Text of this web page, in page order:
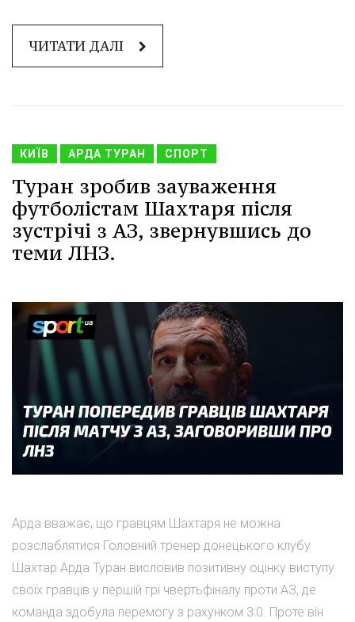
ЧИТАТИ ДАЛІ
КИЇВ АРДА ТУРАН СПОРТ
Туран зробив зауваження
футболістам Шахтаря після
зустрічі з АЗ, звернувшись до
теми ЛНЗ.
Арда вважає, що гравцям Шахтаря не можна
розслаблятися Головний тренер донецького клубу
Шахтар Арда Туран висловив позитивну оцінку виступу
своїх гравців у першій грі чвертьфіналу проти АЗ, де
команда здобула перемогу з рахунком 3:0. Проте він